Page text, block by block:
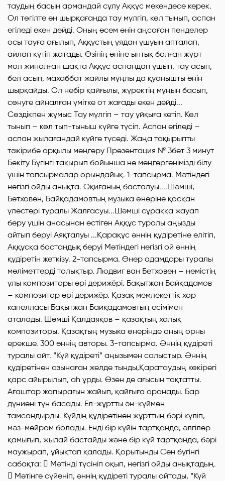
таудың басын армандай сұлу Аққұс мекендесе керек.
Ол төгілте ән шырқағанда тау мүлгіп, көл тынып, аспан
егіледі екен дейді. Оның әсем әнін аңсаған пенделер
осы тауға ағылып, Аққұстың ұядан ұшуын апталап,
айлап күтіп жатады. Өзінің әніне ынтық болған жұрт
мол жиналған шақта Аққұс аспандап ұшып, тау асып,
бел асып, махаббат жайлы мұңлы да қуанышты әнін
шырқайды. Ол небір қайғылы, жүректің мұңын басып,
сөнуге айналған үмітке от жағады екен дейді...
Сөздікпен жұмыс Тау мүлгіп – тау ұйқыға кетіп. Көл
тынып – көл тып-тыныш күйге түсіп. Аспан егіледі –
аспан жылағандай күйге түседі. Жаңа тақырыпты
тәжірибе арқылы меңгеру Презентация № 3бет 3 минут
Бекіту Бүгінгі тақырып бойынша не меңгергенімізді білу
үшін тапсырмалар орындайық. 1-тапсырма. Мәтіндегі
негізгі ойды анықта. Оқиғаның басталуы....Шәмші,
Бетховен, Байқадамовтың музыка өнеріне қосқан
үлестері туралы Жалғасуы...Шәмші сұраққа жауап
беру үшін анасынан естіген Аққұс туралы аңызды
айтып беруі Аяқталуы ...Қарақұс әннің құдіретіне елітіп,
Аққұсқа бостандық беруі Мәтіндегі негізгі ой әннің
құдіретін жеткізу. 2-тапсырма. Өнер адамдары туралы
мәліметтерді толықтыр. Людвиг ван Бетховен – немістің
ұлы композиторы әрі дерижёрі. Бақытжан Байқадамов
– композитор әрі дерижёр. Қазақ мемлекеттік хор
капелласы Бақытжан Байқадамовтың есімімен
аталады. Шәмші Қалдаяқов – қазақтың халық
композиторы. Қазақтың музыка өнерінде оның орны
ерекше. 300 әннің авторы. 3-тапсырма. Әннің құдіреті
туралы айт. “Күй құдіреті” аңызымен салыстыр. Әннің
құдіретінен азынаған желде тынды,Қаратаудың көкірегі
қарс айырылып, аһ ұрды. Өзен де ағысын тоқтатты.
Ағаштар жапырағын жайып, қайғыға оранады. Бар
дүниені түн басады. Ел-жұртты ән-күймен
тамсандырды. Күйдің құдіретінен жұрттың бәрі күліп,
мәз-мейрам болады. Енді бір күйін тартқанда, әлгілер
қамығып, жылай бастайды және бір күй тартқанда, бәрі
маужырап, ұйықтап қалады. Қорытынды Сен бүгінгі
сабақта:  Мәтінді түсініп оқып, негізгі ойды анықтадың.
 Мәтінге сүйеніп, әннің құдіреті туралы айтады, “Күй